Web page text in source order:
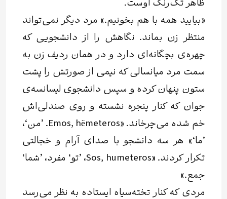
ظاهر تک‌رنگ اوست.
«بیایید همه با هم بخونیم.» مرد دیگر نمی‌تواند
منتظر زن بماند. نگاهش را از دانشجویی که
چهره‌ی بچگانه‌ای دارد و در همان ردیف زن به
سمت مرد میانسالی که نیمی از صورتش را پشت
ستون پنهان کرده و سپس دانشجوی لیسانسه‌ی
جوان که کنار پنجره نشسته و روی صندلی‌اش
خم شده می‌چرخاند. «Emos, hëmeteros. ’من‘،
’ما‘» هر سه دانشجو با صدای آرام و خجالتی
تکرار کردند. «Sos, humeteros، ’تو‘ مفرد، ’شما‘
جمع.»
مردی که کنار تخته‌سیاه ایستاده به نظر می‌رسد